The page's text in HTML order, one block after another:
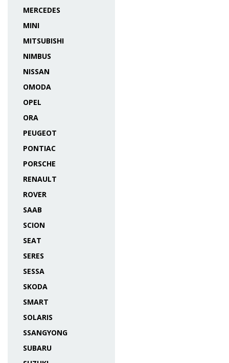
MERCEDES
MINI
MITSUBISHI
NIMBUS
NISSAN
OMODA
OPEL
ORA
PEUGEOT
PONTIAC
PORSCHE
RENAULT
ROVER
SAAB
SCION
SEAT
SERES
SESSA
SKODA
SMART
SOLARIS
SSANGYONG
SUBARU